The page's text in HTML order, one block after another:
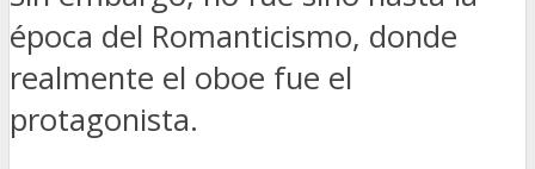
época del Romanticismo, donde
realmente el oboe fue el
protagonista.